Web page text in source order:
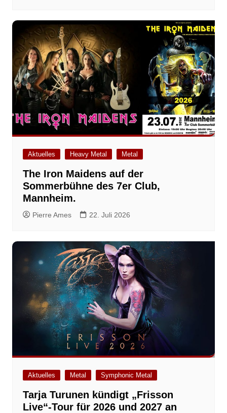
Aktuelles Heavy Metal Metal
The Iron Maidens auf der
Sommerbühne des 7er Club,
Mannheim.
Pierre Ames 22. Juli 2026
Aktuelles Metal Symphonic Metal
Tarja Turunen kündigt „Frisson
Live“-Tour für 2026 und 2027 an